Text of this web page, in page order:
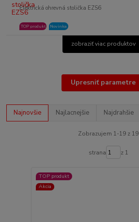
Elektrická ohrevná stolička EZS6
TOP produkt Novinka
zobraziť viac produktov
Upresniť parametre
Najnovšie Najlacnejšie Najdrahšie
Zobrazujem 1-19 z 19
strana z 1
TOP produkt
Akcia